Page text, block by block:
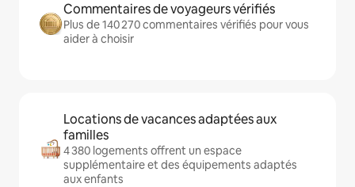
Commentaires de voyageurs vérifiés
Plus de 140 270 commentaires vérifiés pour vous
aider à choisir
Locations de vacances adaptées aux
familles
4 380 logements offrent un espace
supplémentaire et des équipements adaptés
aux enfants